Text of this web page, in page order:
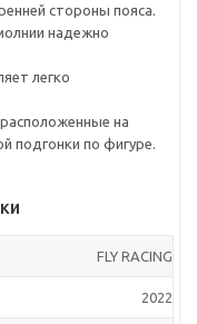
стороны пояса.
надежно
легко
на
подгонки по фигуре.
FLY RACING
2022